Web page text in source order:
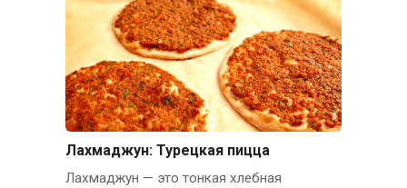
Лахмаджун: Турецкая пицца
Лахмаджун — это тонкая хлебная